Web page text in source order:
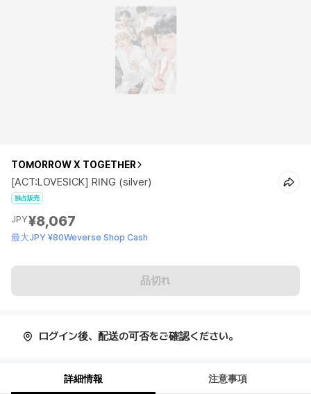
TOMORROW X TOGETHER
[ACT:LOVESICK] RING (silver)
独占販売
JPY¥8,067
最大JPY ¥80Weverse Shop Cash
品切れ
ログイン後、配送の可否をご確認ください。
詳細情報 注意事項